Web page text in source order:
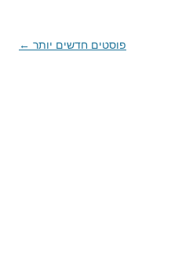
פוסטים חדשים יותר ←